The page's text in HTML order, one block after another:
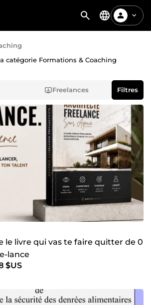
catégorie Formations & Coaching
Freelances Filtres
le livre qui vas te faire quitter de 0
lance
$US